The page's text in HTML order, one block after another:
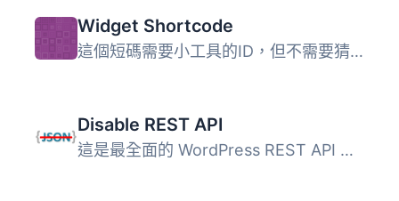
Widget Shortcode
這個短碼需要小工具的ID，但不需要猜測，外掛會為你生成代碼...
Disable REST API
這是最全面的 WordPress REST API 存取控制外掛！ 輕鬆安裝，...